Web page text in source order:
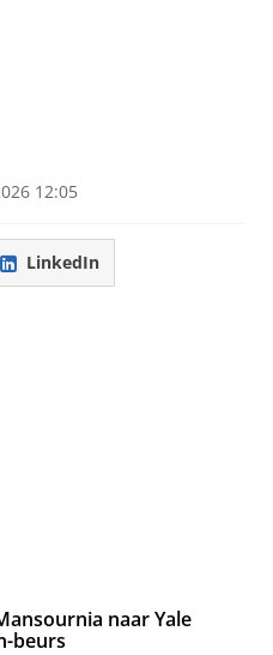
12:05
LinkedIn
naar Yale
beurs